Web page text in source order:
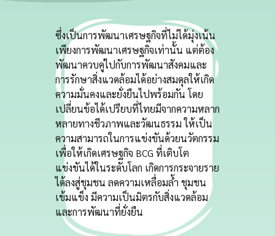
ซึ่งเป็นการพัฒนาเศรษฐกิจที่ไม่ได้มุ่งเน้น
เพียงการพัฒนาเศรษฐกิจเท่านั้น แต่ต้อง
พัฒนาควบคู่ไปกับการพัฒนาสังคมและ
การรักษาสิ่งแวดล้อมได้อย่างสมดุลให้เกิด
ความมั่นคงและยั่งยืนไปพร้อมกัน โดย
เปลี่ยนข้อได้เปรียบที่ไทยมีจากความหลาก
หลายทางชีวภาพและวัฒนธรรม ให้เป็น
ความสามารถในการแข่งขันด้วยนวัตกรรม
เพื่อให้เกิดเศรษฐกิจ BCG ที่เติบโต
แข่งขันได้ในระดับโลก เกิดการกระจายราย
ได้ลงสู่ชุมชน ลดความเหลื่อมล้ำ ชุมชน
เข้มแข็ง มีความเป็นมิตรกับสิ่งแวดล้อม
และการพัฒนาที่ยั่งยืน